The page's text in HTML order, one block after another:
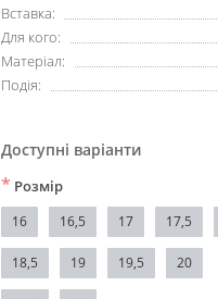
Вставка:
Для кого:
Матеріал:
Подія:
Доступні варіанти
* Розмір
16 16,5 17 17,5
18,5 19 19,5 20